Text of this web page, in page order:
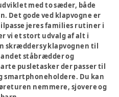
med to sæder, både
Det gode ved klapvogne er
jeres families rutiner i
vi et stort udvalg af alt i
skræddersy klapvognen til
ståbrædder og
pusletasker der passer til
smartphoneholdere. Du kan
nemmere, sjovere og